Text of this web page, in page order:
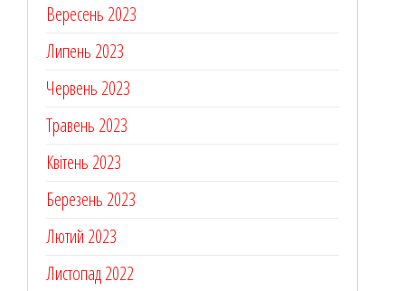
Вересень 2023
Липень 2023
Червень 2023
Травень 2023
Квітень 2023
Березень 2023
Лютий 2023
Листопад 2022